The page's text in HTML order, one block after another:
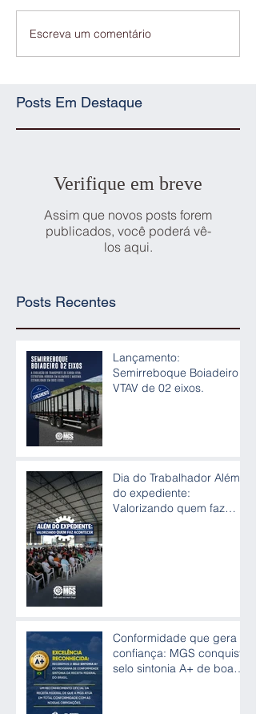
Escreva um comentário
Posts Em Destaque
Verifique em breve
Assim que novos posts forem
publicados, você poderá vê-
los aqui.
Posts Recentes
Lançamento:
Semirreboque Boiadeiro
VTAV de 02 eixos.
Dia do Trabalhador Além
do expediente:
Valorizando quem faz
Conformidade que gera
confiança: MGS conquista
selo sintonia A+ de boas